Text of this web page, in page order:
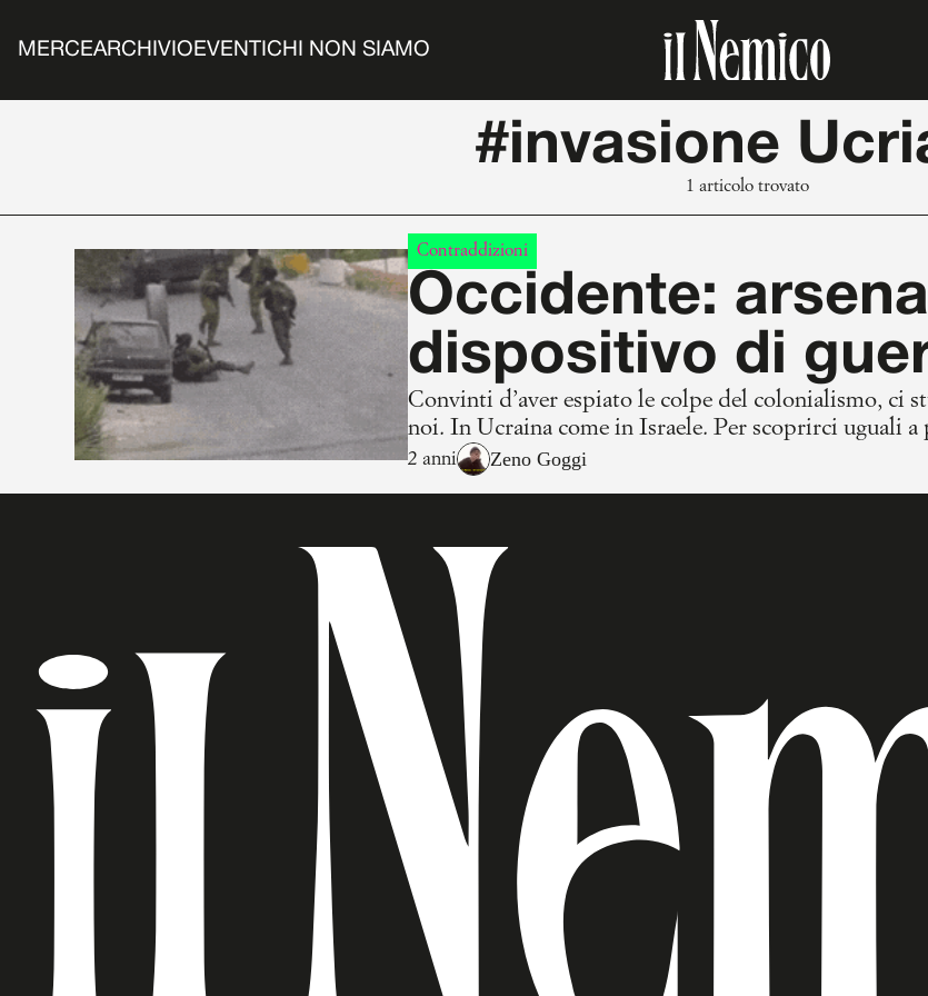
MERCEARCHIVIO EVENTI CHI NON SIAMO
#invasione
1 articolo trovato
Contraddizioni
Occidente:
dispositivo di
Convinti d’aver espiato le colpe del colonialismo, ci
noi. In Ucraina come in Israele. Per scoprirci uguali a
2 anni Zeno Goggi